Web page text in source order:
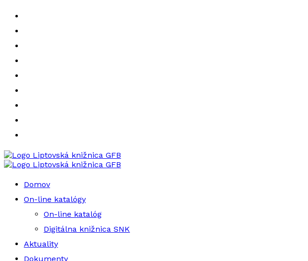
Liptovská knižnica GFB
Liptovská knižnica GFB
Domov
On-line katalógy
On-line katalóg
Digitálna knižnica SNK
Aktuality
Dokumenty